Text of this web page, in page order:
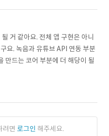
거 같아요. 전체 앱 구현은 아니
요. 녹음과 유튜브 API 연동 부분
만드는 코어 부분에 더 해당이 될
려면 로그인 해주세요.